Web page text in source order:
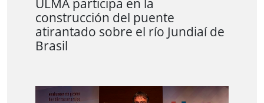
ULMA participa en la
construcción del puente
atirantado sobre el río Jundiaí de
Brasil